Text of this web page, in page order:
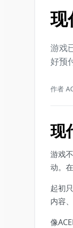
现
游戏
好预
作者
现
游戏
动。
起初
内容
像